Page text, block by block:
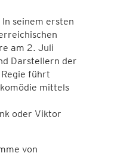
seinem ersten
am 2. Juli
Darstellern der
führt
mittels
oder Viktor
von